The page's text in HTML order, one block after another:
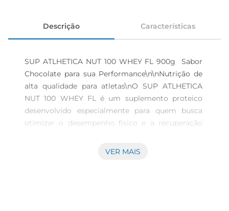
Descrição Características
SUP ATLHETICA NUT 100 WHEY FL 900g  Sabor
Chocolate para sua Performance\n\nNutrição de
alta qualidade para atletas\nO SUP ATLHETICA
NUT 100 WHEY FL é um suplemento proteico
desenvolvido especialmente para quem busca
otimizar o desempenho físico e a recuperação
leite, este produto é ideal para atletas e
VER MAIS